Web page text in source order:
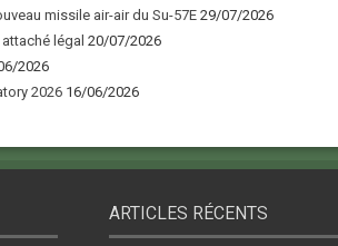
missile air-air du Su-57E 29/07/2026
légal 20/07/2026
2026
2026 16/06/2026
ARTICLES RÉCENTS